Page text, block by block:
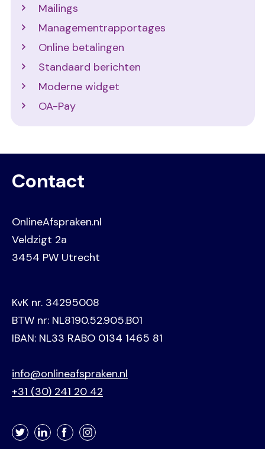
Mailings
Managementrapportages
Online betalingen
Standaard berichten
Moderne widget
OA-Pay
Contact
OnlineAfspraken.nl
Veldzigt 2a
3454 PW Utrecht
KvK nr. 34295008
BTW nr: NL8190.52.905.B01
IBAN: NL33 RABO 0134 1465 81
info@onlineafspraken.nl
+31 (30) 241 20 42
TwitterLinkedInFacebookInstagram